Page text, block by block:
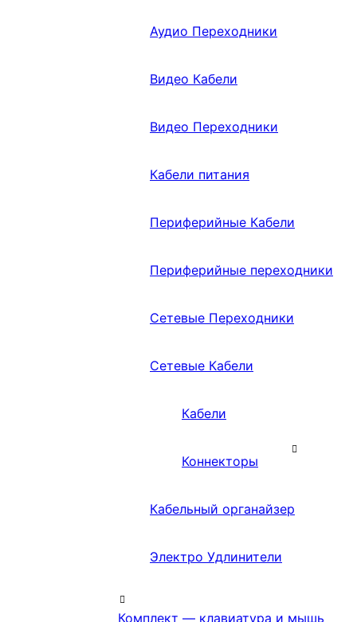
Аудио Переходники
Видео Кабели
Видео Переходники
Кабели питания
Периферийные Кабели
Периферийные переходники
Сетевые Переходники
Сетевые Кабели
Кабели
Коннекторы
Кабельный органайзер
Электро Удлинители
Комплект — клавиатура и мышь